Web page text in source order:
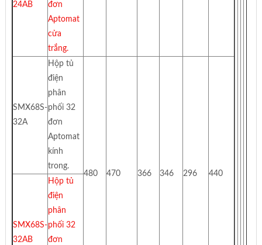
24AB
đơn
Aptomat
cửa
trắng.
SMX68S-
32A
Hộp tủ
điện
phân
phối 32
đơn
Aptomat
kính
trong.
480
470 366 346 296 440
SMX68S-
32AB
Hộp tủ
điện
phân
phối 32
đơn